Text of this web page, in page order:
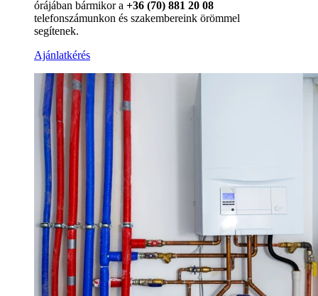
órájában bármikor a +36 (70) 881 20 08
telefonszámunkon és szakembereink örömmel
segítenek.
Ajánlatkérés